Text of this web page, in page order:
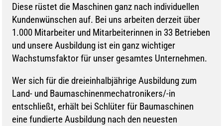
Diese rüstet die Maschinen ganz nach individuellen
Kundenwünschen auf. Bei uns arbeiten derzeit über
1.000 Mitarbeiter und Mitarbeiterinnen in 33 Betrieben
und unsere Ausbildung ist ein ganz wichtiger
Wachstumsfaktor für unser gesamtes Unternehmen.
Wer sich für die dreieinhalbjährige Ausbildung zum
Land- und Baumaschinenmechatronikers/-in
entschließt, erhält bei Schlüter für Baumaschinen
eine fundierte Ausbildung nach den neuesten